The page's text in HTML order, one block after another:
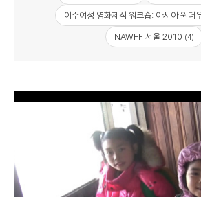
이주여성 영화제작 워크숍: 아시아 원더
NAWFF 서울 2010 (4)